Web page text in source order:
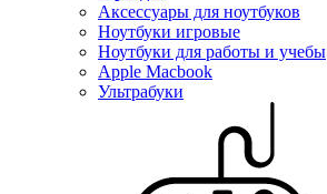
Аксессуары для ноутбуков
Ноутбуки игровые
Ноутбуки для работы и учебы
Apple Macbook
Ультрабуки